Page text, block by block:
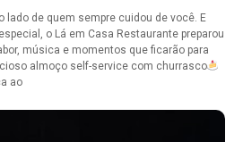
lado de quem sempre cuidou de você. E
o Lá em Casa Restaurante preparou
música e momentos que ficarão para
almoço self-service com churrasco
ao